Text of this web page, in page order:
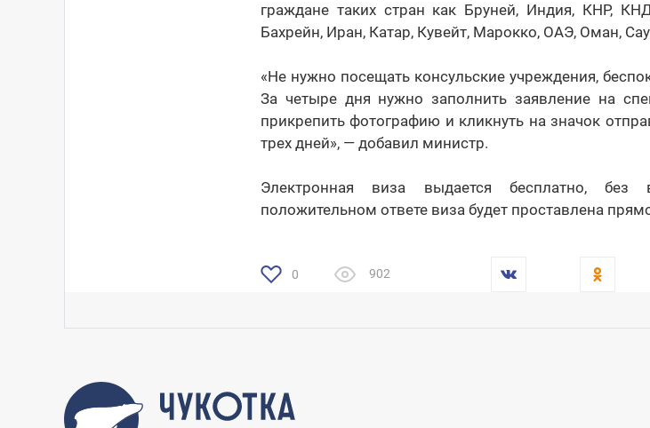
граждане таких стран как Бруней, Индия, КНР,
Бахрейн, Иран, Катар, Кувейт, Марокко, ОАЭ, Оман,
«Не нужно посещать консульские учреждения,
За четыре дня нужно заполнить заявление на
прикрепить фотографию и кликнуть на значок
трех дней», — добавил министр.
Электронная виза выдается бесплатно, без
положительном ответе виза будет проставлена
0 902